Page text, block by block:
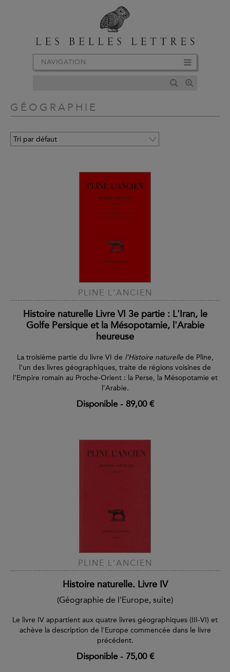
NAVIGATION
GÉOGRAPHIE
PLINE L'ANCIEN
Histoire naturelle Livre VI 3e partie : L'Iran, le
Golfe Persique et la Mésopotamie, l'Arabie
heureuse
La troisième partie du livre VI de l’Histoire naturellede Pline,
l’un des livres géographiques, traite de régions voisines de
l’Empire romain au Proche-Orient : la Perse, la Mésopotamie et
l’Arabie.
Disponible- 89,00 €
PLINE L'ANCIEN
Histoire naturelle. Livre IV
(Géographie de l'Europe, suite)
Le livre IV appartient aux quatre livres géographiques (III-VI) et
achève la description de l'Europe commencée dans le livre
précédent.
Disponible- 75,00 €